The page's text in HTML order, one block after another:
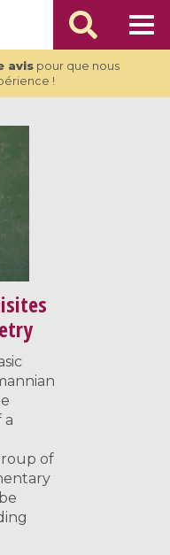
avispour que nous
!
a
of